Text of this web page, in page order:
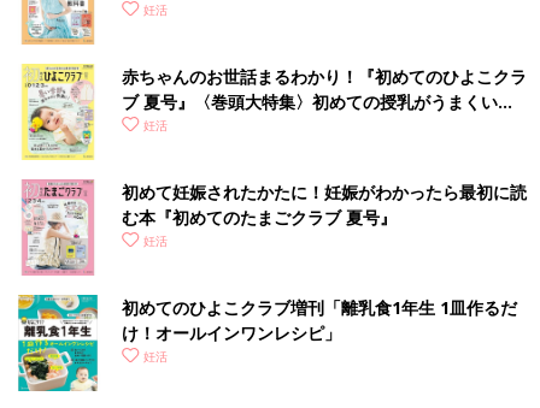
妊活
赤ちゃんのお世話まるわかり！『初めてのひよこクラ
ブ 夏号』〈巻頭大特集〉初めての授乳がうまくい
く！ おっぱい・ミルクの基本と夏のトラブル 解決テ
妊活
初めて妊娠されたかたに！妊娠がわかったら最初に読
む本『初めてのたまごクラブ 夏号』
妊活
初めてのひよこクラブ増刊「離乳食1年生 1皿作るだ
け！オールインワン​レシピ」
妊活